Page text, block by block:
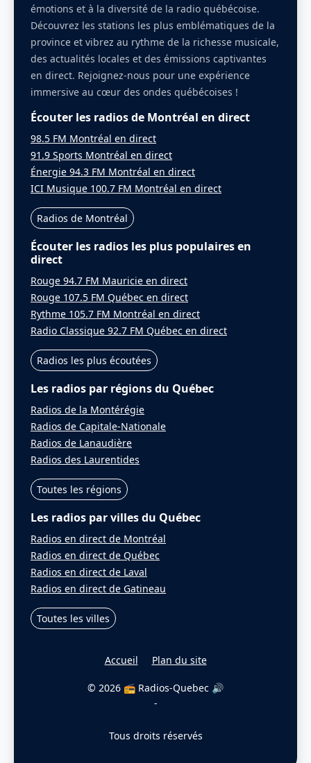
émotions et à la diversité de la radio québécoise.
Découvrez les stations les plus emblématiques de la
province et vibrez au rythme de la richesse musicale,
des actualités locales et des émissions captivantes
en direct. Rejoignez-nous pour une expérience
immersive au cœur des ondes québécoises !
Écouter les radios de Montréal en direct
98.5 FM Montréal en direct
91.9 Sports Montréal en direct
Énergie 94.3 FM Montréal en direct
ICI Musique 100.7 FM Montréal en direct
Radios de Montréal
Écouter les radios les plus populaires en
direct
Rouge 94.7 FM Mauricie en direct
Rouge 107.5 FM Québec en direct
Rythme 105.7 FM Montréal en direct
Radio Classique 92.7 FM Québec en direct
Radios les plus écoutées
Les radios par régions du Québec
Radios de la Montérégie
Radios de Capitale-Nationale
Radios de Lanaudière
Radios des Laurentides
Toutes les régions
Les radios par villes du Québec
Radios en direct de Montréal
Radios en direct de Québec
Radios en direct de Laval
Radios en direct de Gatineau
Toutes les villes
Accueil Plan du site
© 2026 📻 Radios-Quebec 🔊
-
Tous droits réservés